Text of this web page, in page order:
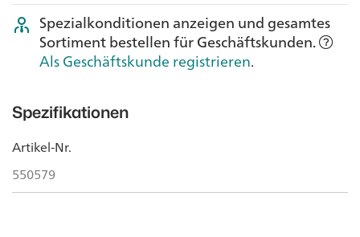
Spezialkonditionen anzeigen und gesamtes
Sortiment bestellen für Geschäftskunden.
Als Geschäftskunde registrieren.
Spezifikationen
Artikel-Nr.
550579